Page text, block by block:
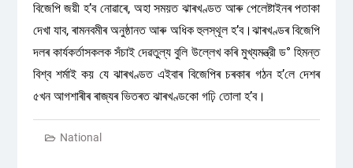
বিজেপি জয়ী হ’ব নোৱাৰে, অহা সময়ত ঝাৰখণ্ডত আৰু পেলেষ্টাইনৰ পতাকা
দেখা যাব, ৰামনবমীৰ অনুষ্ঠানত আৰু অধিক হুলস্থূল হ’ব।ঝাৰখণ্ডৰ বিজেপি
দলৰ কার্যকর্তাসকলক সঁচাই দেৱতুল্য বুলি উল্লেখ কৰি মুখ্যমন্ত্রী ড° হিমন্ত
বিশ্ব শৰ্মাই কয় যে ঝাৰখণ্ডত এইবাৰ বিজেপিৰ চৰকাৰ গঠন হ’লে দেশৰ
৫খন আগশাৰীৰ ৰাজ্যৰ ভিতৰত ঝাৰখণ্ডকো গঢ়ি তোলা হ’ব।
National